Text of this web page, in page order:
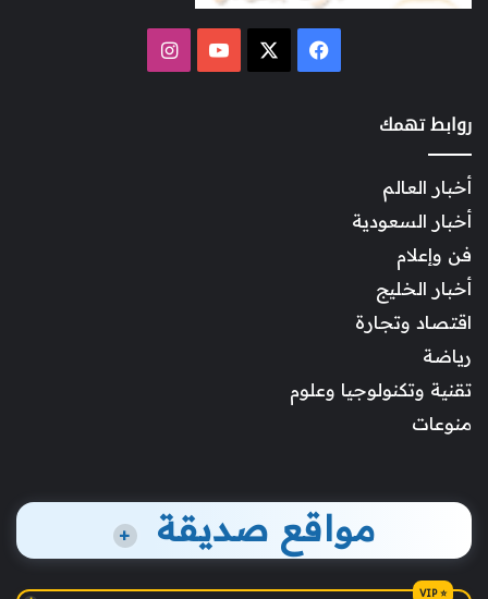
فيسبوك ‫YouTubeانستقرام
روابط تهمك
أخبار العالم
أخبار السعودية
فن وإعلام
أخبار الخليج
اقتصاد وتجارة
رياضة
تقنية وتكنولوجيا وعلوم
منوعات
مواقع صديقة +